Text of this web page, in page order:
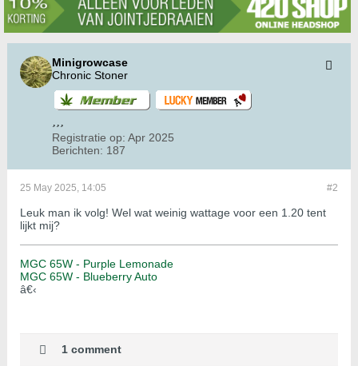
Minigrowcase
Chronic Stoner
Registratie op: Apr 2025
Berichten: 187
#2
25 May 2025, 14:05
Leuk man ik volg! Wel wat weinig wattage voor een 1.20 tent
lijkt mij?
MGC 65W - Purple Lemonade
MGC 65W - Blueberry Auto
â€‹
1 comment